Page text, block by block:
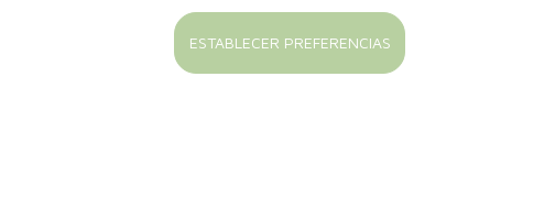
FÓRMULES MAGISTRALS
POSEM ARRACADES
ESTABLECER PREFERENCIAS